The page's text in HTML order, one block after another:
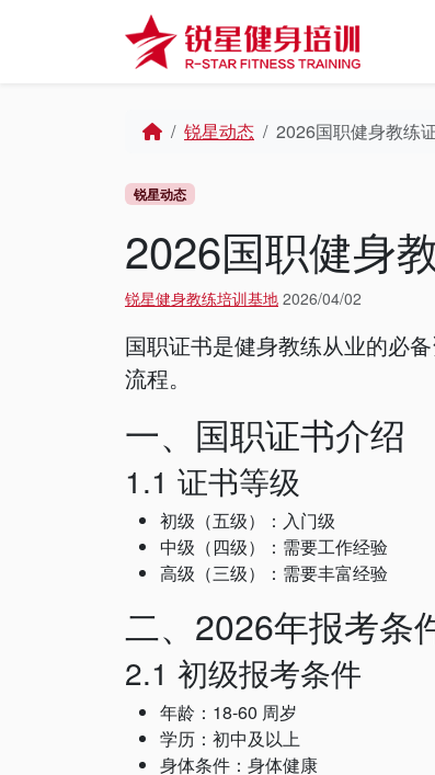
Home锐星动态 2026国职健身教练
锐星动态
2026国职健身
锐星健身教练培训基地 2026/04/02
国职证书是健身教练从业的必
流程。
一、国职证书介绍
1.1 证书等级
初级（五级）：入门级
中级（四级）：需要工作经验
高级（三级）：需要丰富经验
二、2026年报考条
2.1 初级报考条件
年龄：18-60 周岁
学历：初中及以上
身体条件：身体健康